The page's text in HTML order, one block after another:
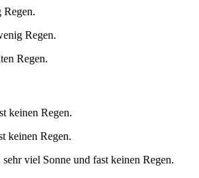
Regen.
Regen.
Regen.
keinen Regen.
keinen Regen.
viel Sonne und fast keinen Regen.